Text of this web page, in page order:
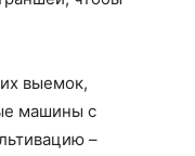
выемок,
машины с
–